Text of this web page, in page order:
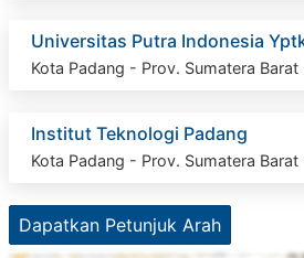
Universitas Putra Indonesia
Kota Padang - Prov. Sumatera
Institut Teknologi Padang
Kota Padang - Prov. Sumatera
Dapatkan Petunjuk Arah